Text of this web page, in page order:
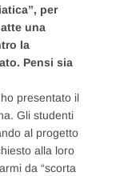
per
una
la
Pensi sia
presentato il
Gli studenti
al progetto
alla loro
da “scorta